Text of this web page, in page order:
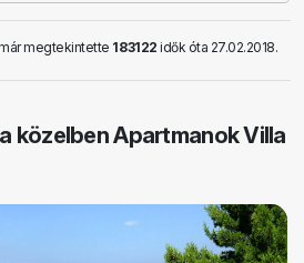
megtekintette 183122 idők óta 27.02.2018.
közelben Apartmanok Villa